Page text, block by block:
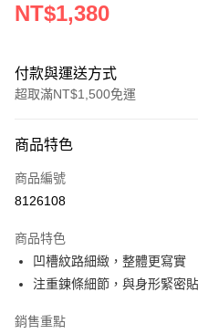
NT$1,380
付款與運送方式
超取滿NT$1,500免運
信用卡一次付款
信用卡分期付款
合作金庫商業銀行
華南商業銀行
上海商業儲蓄銀行
臺灣中小企業銀行
超商取貨付款
LINE Pay
Apple Pay
商品特色
商品編號
8126108
商品特色
凹槽紋路細緻，整體更寫實
注重鍊條細節，與身形緊密
銷售重點